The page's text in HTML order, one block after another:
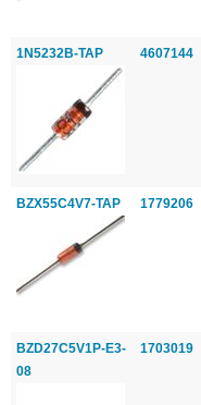
1N5232B-TAP 4607144
BZX55C4V7-TAP 1779206
BZD27C5V1P-E3-
08
1703019